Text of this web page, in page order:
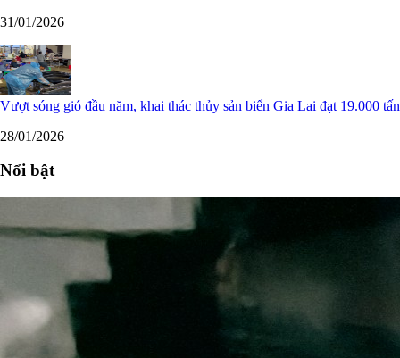
31/01/2026
Vượt sóng gió đầu năm, khai thác thủy sản biển Gia Lai đạt 19.000 tấn
28/01/2026
Nổi bật